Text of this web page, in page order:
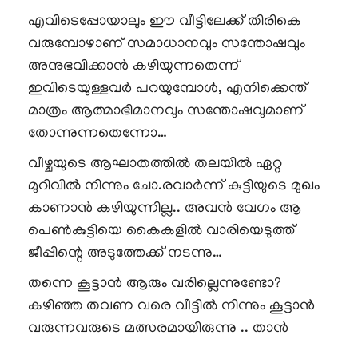
എവിടെപ്പോയാലും ഈ വീട്ടിലേക്ക് തിരികെ
വരുമ്പോഴാണ് സമാധാനവും സന്തോഷവും
അനുഭവിക്കാൻ കഴിയുന്നതെന്ന്
ഇവിടെയുള്ളവർ പറയുമ്പോൾ, എനിക്കെന്ത്
മാത്രം ആത്മാഭിമാനവും സന്തോഷവുമാണ്
തോന്നുന്നതെന്നോ…
വീഴ്ചയുടെ ആഘാതത്തിൽ തലയിൽ ഏറ്റ
മുറിവിൽ നിന്നും ചോ.രവാർന്ന് കുട്ടിയുടെ മുഖം
കാണാൻ കഴിയുന്നില്ല.. അവൻ വേഗം ആ
പെൺകുട്ടിയെ കൈകളിൽ വാരിയെടുത്ത്
ജീപ്പിന്റെ അടുത്തേക്ക് നടന്നു…
തന്നെ കൂട്ടാൻ ആരും വരില്ലെന്നുണ്ടോ?
കഴിഞ്ഞ തവണ വരെ വീട്ടിൽ നിന്നും കൂട്ടാൻ
വരുന്നവരുടെ മത്സരമായിരുന്നു .. താൻ